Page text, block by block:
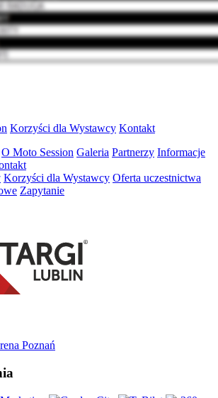
Korzyści dla Wystawcy Kontakt
O Moto Session Galeria Partnerzy Informacje
Korzyści dla Wystawcy Oferta uczestnictwa
Zapytanie